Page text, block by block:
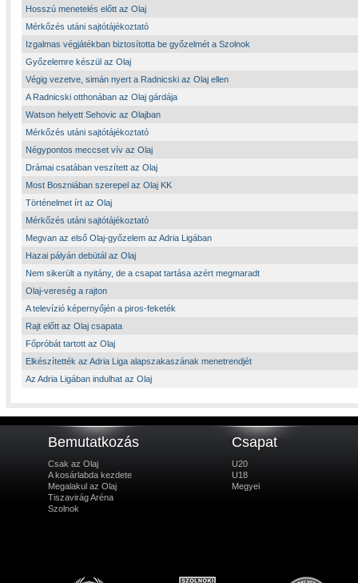
Hosszú menetelés előtt az Olaj
Mérkőzés utáni sajtótájékoztató
Izgalmas végjátékban biztosította be győzelmét a Szolnok
Győzelemre készül az Olaj
Végig vezetve, simán nyert a Radnicski az Olaj ellen
A Radnicski otthonában az Olaj gárdája
Watson helyett Sehovic az Olajban
Mérkőzés utáni sajtótájékoztató
Négypontos meccset vív az Olaj
Drámai csatában veszített az Olaj
Most Boszniában szerepel az Olaj KK
Történelmet írt az Olaj
Mérkőzés utáni sajtótájékoztató
Megvan az első Olaj-győzelem az Adria Ligában
Hazai pályán debütál az Olaj
Nem sikerült a nyitány, de a csapat tartása azért megmaradt
Olaj-vereség a rajton
A televízió képernyőjén a piros-feketék
Rajt előtt az Olaj csapata
Főpróbát tartott az Olaj
Elkészítették az Adria Liga alapszakaszának menetrendjét
Az Adria Ligában indulhat az Olaj
Bemutatkozás
Csak az Olaj
A kosárlabda kezdete
Megalakul az Olaj
Tiszavirág Aréna
Szolnok
Csapat
U20
U18
Megyei